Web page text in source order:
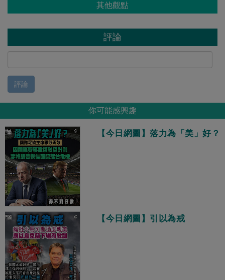
其他觀點
評論
評論
你可能感興趣
【今日網圖】落力為「美」好？
【今日網圖】引以為戒